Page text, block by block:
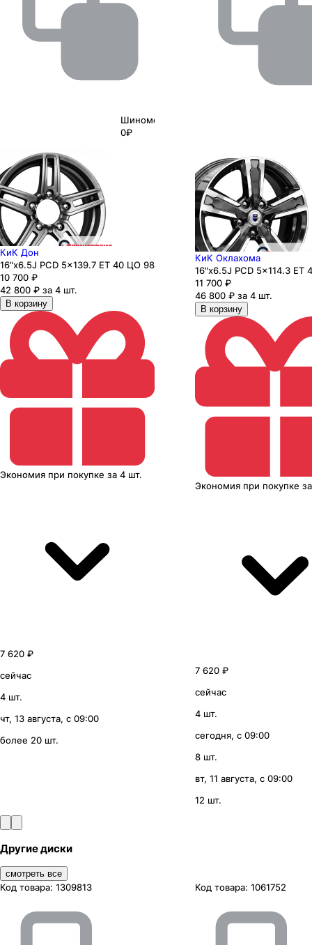
Шиномонтаж
0₽
КиК Дон
16"x6.5J PCD 5x139.7 ЕТ 40 ЦО 98
10 700 ₽
42 800 ₽ за 4 шт.
В корзину
Экономия при покупке за 4 шт.
7 620 ₽
сейчас
4 шт.
чт, 13 августа, с 09:00
более 20 шт.
КиК Оклахома
16"x6.5J PCD 5x114.3 ЕТ
11 700 ₽
46 800 ₽ за 4 шт.
В корзину
Экономия при покупке
7 620 ₽
сейчас
4 шт.
сегодня, с 09:00
8 шт.
вт, 11 августа, с 09:00
12 шт.
Другие диски
смотреть все
Код товара: 1309813 Код товара: 1061752